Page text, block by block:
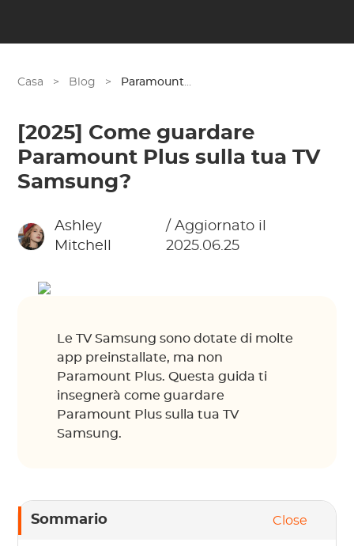
Casa > Blog > Paramount Plus
[2025] Come guardare
Paramount Plus sulla tua TV
Samsung?
Ashley
Mitchell
/ Aggiornato il
2025.06.25
Le TV Samsung sono dotate di molte
app preinstallate, ma non
Paramount Plus. Questa guida ti
insegnerà come guardare
Paramount Plus sulla tua TV
Samsung.
Sommario Close